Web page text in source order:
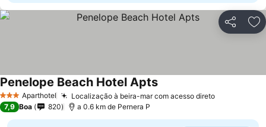
Partilhar
3 EstrelasAparthotel Localização à beira-mar com acesso direto
Penelope Beach Hotel Apts
7,9 Boa 820 a 0.6 km de Pernera P